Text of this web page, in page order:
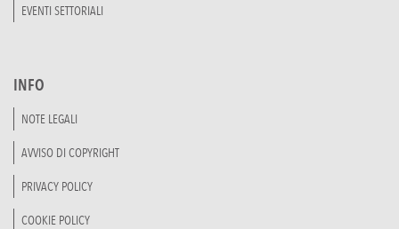
EVENTI SETTORIALI
INFO
NOTE LEGALI
AVVISO DI COPYRIGHT
PRIVACY POLICY
COOKIE POLICY